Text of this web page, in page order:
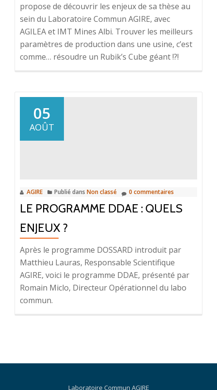
propose de découvrir les enjeux de sa thèse au
sein du Laboratoire Commun AGIRE, avec
AGILEA et IMT Mines Albi. Trouver les meilleurs
paramètres de production dans une usine, c’est
comme… résoudre un Rubik’s Cube géant !?!
05
AOÛT
AGIRE Publié dans Non classé 0 commentaires
LE PROGRAMME DDAE : QUELS
ENJEUX ?
Après le programme DOSSARD introduit par
Matthieu Lauras, Responsable Scientifique
AGIRE, voici le programme DDAE, présenté par
Romain Miclo, Directeur Opérationnel du labo
commun.
Laboratoire Commun AGIRE